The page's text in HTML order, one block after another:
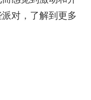
对，了解到更多